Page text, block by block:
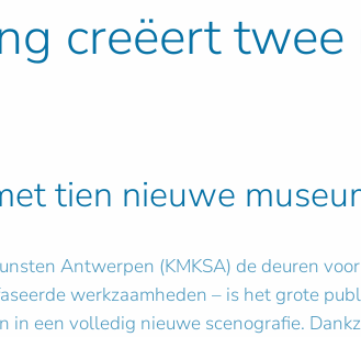
creëert
tien nieuwe
Antwerpen (KMKSA) de deuren
werkzaamheden – is het grote
een volledig nieuwe scenografie.